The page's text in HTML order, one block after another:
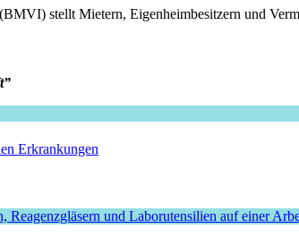
stellt Mietern, Eigenheimbesitzern und
Erkrankungen